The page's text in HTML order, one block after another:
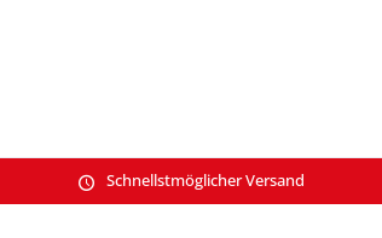
Schnellstmöglicher Versand